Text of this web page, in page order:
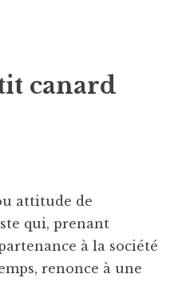
canard
attitude de
qui, prenant
à la société
renonce à une